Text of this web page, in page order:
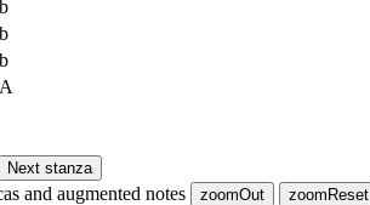
Next stanza
and augmented notes zoomOut zoomReset